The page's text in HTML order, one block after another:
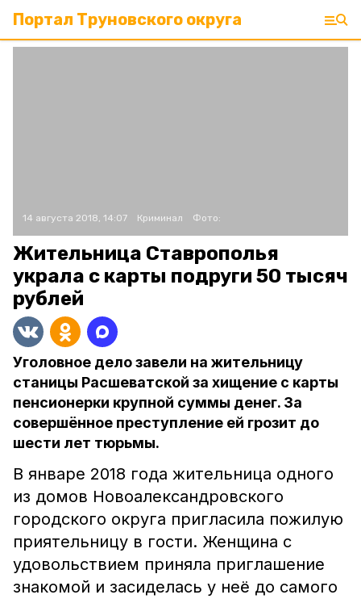
Портал Труновского округа
14 августа 2018, 14:07 Криминал Фото:
Жительница Ставрополья
украла с карты подруги 50 тысяч
рублей
Уголовное дело завели на жительницу
станицы Расшеватской за хищение с карты
пенсионерки крупной суммы денег. За
совершённое преступление ей грозит до
шести лет тюрьмы.
В январе 2018 года жительница одного
из домов Новоалександровского
городского округа пригласила пожилую
приятельницу в гости. Женщина с
удовольствием приняла приглашение
знакомой и засиделась у неё до самого